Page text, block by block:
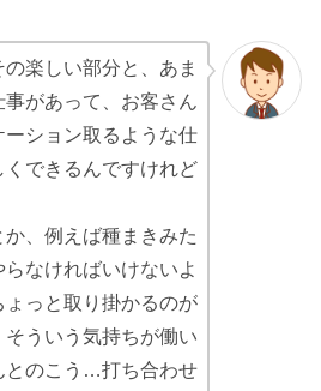
楽しい部分と、あま
があって、お客さん
ション取るような仕
できるんですけれど
、例えば種まきみた
なければいけないよ
ょっと取り掛かるのが
ういう気持ちが働い
とのこう…打ち合わせ